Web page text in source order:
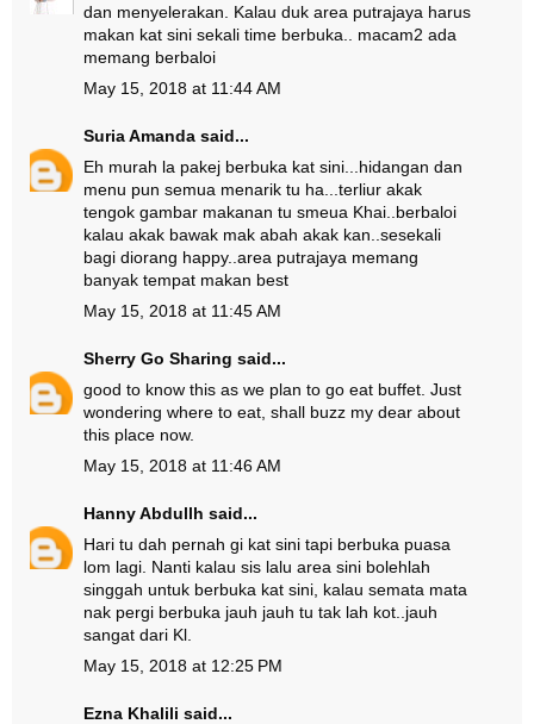
dan menyelerakan. Kalau duk area putrajaya harus
makan kat sini sekali time berbuka.. macam2 ada
memang berbaloi
May 15, 2018 at 11:44 AM
Suria Amanda said...
Eh murah la pakej berbuka kat sini...hidangan dan
menu pun semua menarik tu ha...terliur akak
tengok gambar makanan tu smeua Khai..berbaloi
kalau akak bawak mak abah akak kan..sesekali
bagi diorang happy..area putrajaya memang
banyak tempat makan best
May 15, 2018 at 11:45 AM
Sherry Go Sharing said...
good to know this as we plan to go eat buffet. Just
wondering where to eat, shall buzz my dear about
this place now.
May 15, 2018 at 11:46 AM
Hanny Abdullh said...
Hari tu dah pernah gi kat sini tapi berbuka puasa
lom lagi. Nanti kalau sis lalu area sini bolehlah
singgah untuk berbuka kat sini, kalau semata mata
nak pergi berbuka jauh jauh tu tak lah kot..jauh
sangat dari Kl.
May 15, 2018 at 12:25 PM
Ezna Khalili said...